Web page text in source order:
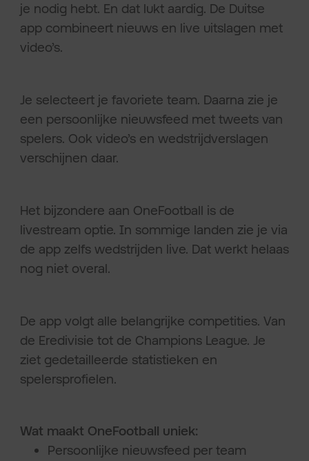
je nodig hebt. En dat lukt aardig. De Duitse
app combineert nieuws en live uitslagen met
video’s.
Je selecteert je favoriete team. Daarna zie je
een persoonlijke nieuwsfeed met tweets van
spelers. Ook video’s en wedstrijdverslagen
verschijnen daar.
Het bijzondere aan OneFootball is de
livestream optie. In sommige landen zie je via
de app zelfs wedstrijden live. Dat werkt helaas
nog niet overal.
De app volgt alle belangrijke competities. Van
de Eredivisie tot de Champions League. Je
ziet gedetailleerde statistieken en
spelersprofielen.
Wat maakt OneFootball uniek:
Persoonlijke nieuwsfeed per team